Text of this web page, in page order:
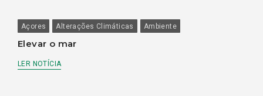
Açores Alterações Climáticas Ambiente
Elevar o mar
LER NOTÍCIA